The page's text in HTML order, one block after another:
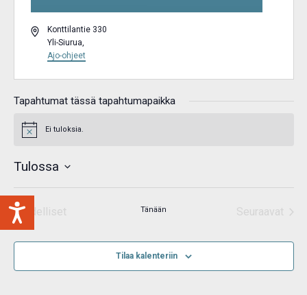
OsoiteKonttilantie 330
Yli-Siurua,
Ajo-ohjeet
Tapahtumat tässä tapahtumapaikka
Notice Ei tuloksia.
Tulossa
Valitse
päivä.
Edelliset
Tänään
Seuraavat
Tilaa kalenteriin